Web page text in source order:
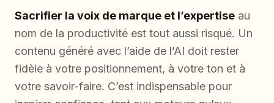
Sacrifier la voix de marque et l’expertise au
nom de la productivité est tout aussi risqué. Un
contenu généré avec l’aide de l’AI doit rester
fidèle à votre positionnement, à votre ton et à
votre savoir-faire. C’est indispensable pour